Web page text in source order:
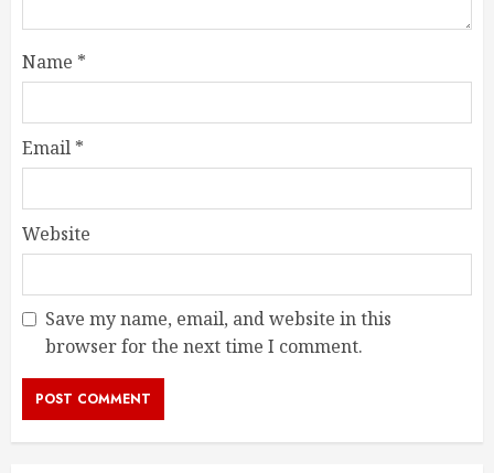
Name *
Email *
Website
Save my name, email, and website in this
browser for the next time I comment.